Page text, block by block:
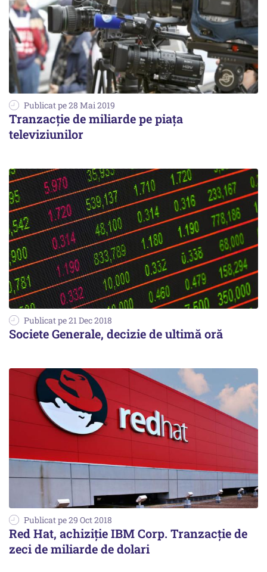
Publicat pe 28 Mai 2019
Tranzacție de miliarde pe piața
televiziunilor
Publicat pe 21 Dec 2018
Societe Generale, decizie de ultimă oră
Publicat pe 29 Oct 2018
Red Hat, achiziție IBM Corp. Tranzacție de
zeci de miliarde de dolari